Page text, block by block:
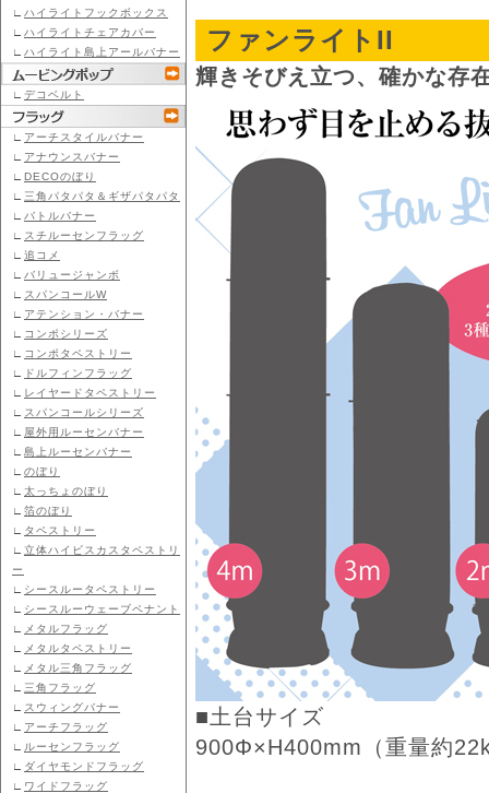
∟ ハイライトフックボックス
∟ ハイライトチェアカバー
∟ ハイライト島上アールバナー
∟ デコベルト
∟ アーチスタイルバナー
∟ アナウンスバナー
∟ DECOのぼり
∟ 三角パタパタ＆ギザパタパタ
∟ バトルバナー
∟ スチルーセンフラッグ
∟ 追コメ
∟ バリュージャンボ
∟ スパンコールW
∟ アテンション・バナー
∟ コンポシリーズ
∟ コンポタペストリー
∟
ドルフィンフラッグ
∟ レイヤードタペストリー
∟ スパンコールシリーズ
∟ 屋外用ルーセンバナー
∟ 島上ルーセンバナー
∟ のぼり
∟ 太っちょのぼり
∟ 箔のぼり
∟ タペストリー
∟ 立体ハイビスカスタペストリ
ー
∟ シースルータペストリー
∟ シースルーウェーブペナント
∟
メタルフラッグ
∟
メタルタペストリー
∟
メタル三角フラッグ
∟ 三角フラッグ
∟ スウィングバナー
∟ アーチフラッグ
∟ ルーセンフラッグ
∟ ダイヤモンドフラッグ
∟ ワイドフラッグ
ファンライトII
輝きそびえ立つ、確かな存
■土台サイズ
900Φ×H400mm（重量約